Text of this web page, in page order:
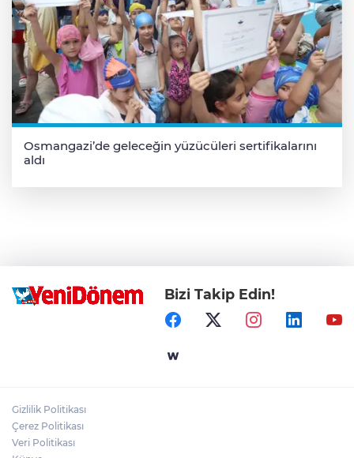
Osmangazi’de geleceğin yüzücüleri sertifikalarını
aldı
Bizi Takip Edin!
Gizlilik Politikası
Çerez Politikası
Veri Politikası